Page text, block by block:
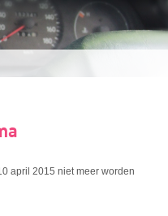
april 2015 niet meer worden